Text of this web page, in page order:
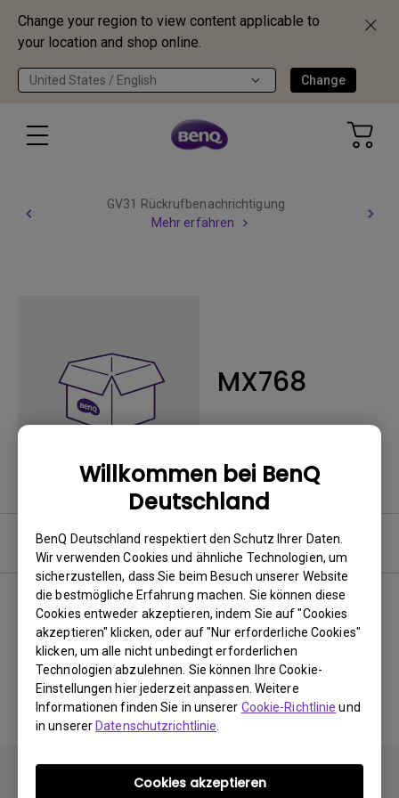
Change your region to view content applicable to
your location and shop online.
United States / English Change
Willkommen bei BenQ
Deutschland
BenQ Deutschland respektiert den Schutz Ihrer Daten.
Wir verwenden Cookies und ähnliche Technologien, um
sicherzustellen, dass Sie beim Besuch unserer Website
die bestmögliche Erfahrung machen. Sie können diese
Cookies entweder akzeptieren, indem Sie auf "Cookies
akzeptieren" klicken, oder auf "Nur erforderliche Cookies"
klicken, um alle nicht unbedingt erforderlichen
Technologien abzulehnen. Sie können Ihre Cookie-
Einstellungen hier jederzeit anpassen. Weitere
Informationen finden Sie in unserer Cookie-Richtlinie und
in unsererDatenschutzrichtlinie
Cookies akzeptieren
GV31 Rückrufbenachrichtigung
Mehr erfahren
MX768
Software
Keine zugehörigen Software
&amp; Treiber